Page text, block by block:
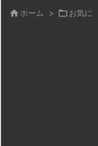
 ホーム > お気に